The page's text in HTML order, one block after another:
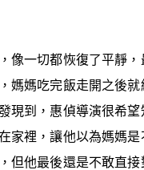
像一切都恢復了平靜
媽媽吃完飯走開之後
現到，惠偵導演很希
家裡，讓他以為媽媽
但他最後還是不敢直